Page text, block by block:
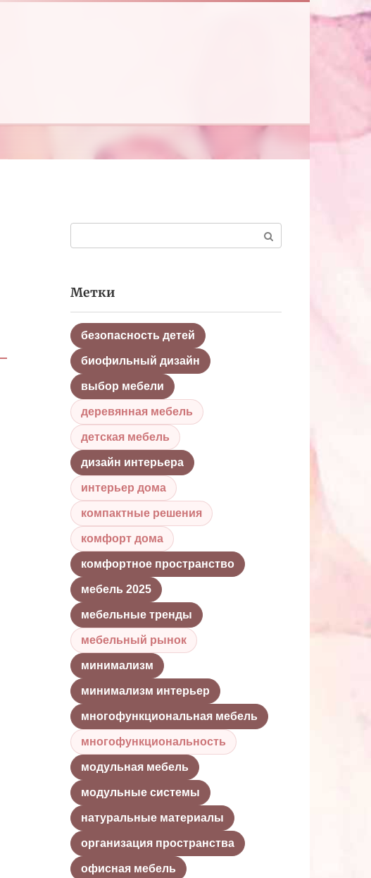
Метки
безопасность детей
биофильный дизайн
выбор мебели
деревянная мебель
детская мебель
дизайн интерьера
интерьер дома
компактные решения
комфорт дома
комфортное пространство
мебель 2025
мебельные тренды
мебельный рынок
минимализм
минимализм интерьер
многофункциональная мебель
многофункциональность
модульная мебель
модульные системы
натуральные материалы
организация пространства
офисная мебель